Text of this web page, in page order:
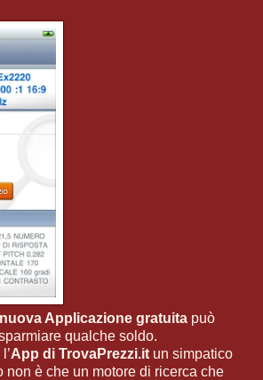
nuova Applicazione gratuita può
qualche soldo.
App di TrovaPrezzi.it un simpatico
non è che un motore di ricerca che